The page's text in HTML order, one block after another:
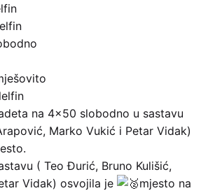
na 4×50 slobodno u sastavu
Marko Vukić i Petar Vidak)
( Teo Đurić, Bruno Kulišić,
Vidak) osvojila je
mjesto na